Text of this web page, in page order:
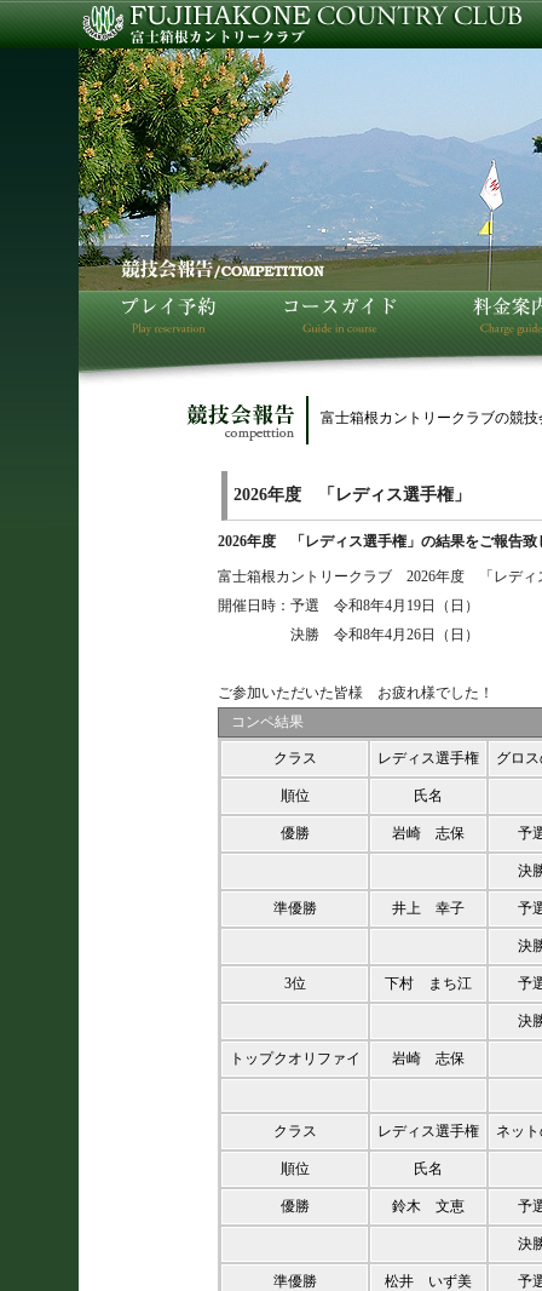
富士箱根カントリークラブの競
2026年度 「レディス選手権」
2026年度 「レディス選手権」の結果をご報告致
富士箱根カントリークラブ 2026年度 「レディ
開催日時：予選 令和8年4月19日（日）
決勝 令和8年4月26日（日）
ご参加いただいた皆様 お疲れ様でした！
コンペ結果
クラス レディス選手権 グロ
順位 氏名
優勝 岩崎 志保 予
決
準優勝 井上 幸子 予
決
3位 下村 まち江 予
決
トップクオリファイ 岩崎 志保
クラス レディス選手権 ネッ
順位 氏名
優勝 鈴木 文恵 予
決
準優勝 松井 いず美 予